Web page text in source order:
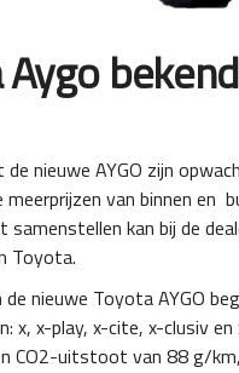
bekend
de nieuwe AYGO zijn
meerprijzen van binnen en
samenstellen kan bij de
Toyota.
de nieuwe Toyota AYGO
x, x-play, x-cite, x-clusiv
CO2-uitstoot van 88 g/